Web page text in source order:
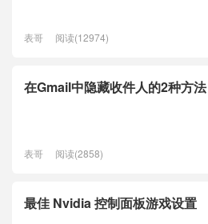
表哥 阅读(12974)
在Gmail中隐藏收件人的2种方法
表哥 阅读(2858)
最佳 Nvidia 控制面板游戏设置